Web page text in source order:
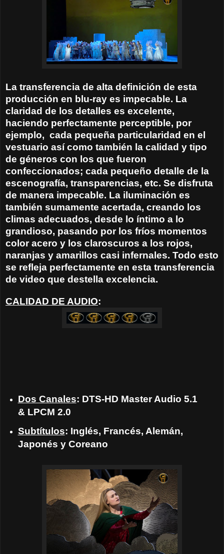
La transferencia de alta definición de esta
producción en blu-ray es impecable. La
claridad de los detalles es excelente,
haciendo perfectamente perceptible, por
ejemplo, cada pequeña particularidad en el
vestuario así como también la calidad y tipo
de géneros con los que fueron
confeccionados; cada pequeño detalle de la
escenografía, transparencias, etc. Se disfruta
de manera impecable. La iluminación es
también sumamente acertada, creando los
climas adecuados, desde lo íntimo a lo
grandioso, pasando por los fríos momentos
color acero y los claroscuros a los rojos,
naranjas y amarillos casi infernales. Todo esto
se refleja perfectamente en esta transferencia
de video que destella excelencia.
CALIDAD DE AUDIO:
Dos Canales: DTS-HD Master Audio 5.1
& LPCM 2.0
Subtítulos: Inglés, Francés, Alemán,
Japonés y Coreano